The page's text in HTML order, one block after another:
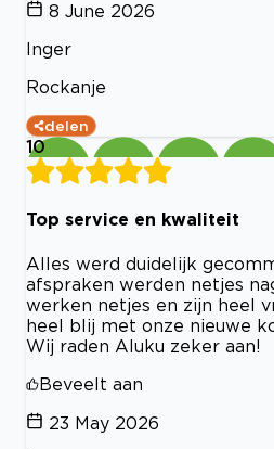
8 June 2026
Inger
Rockanje
delen
10
Top service en kwaliteit
Alles werd duidelijk
afspraken werden netjes
werken netjes en zijn heel
heel blij met onze nieuwe
Wij raden Aluku zeker aan!
Beveelt aan
23 May 2026